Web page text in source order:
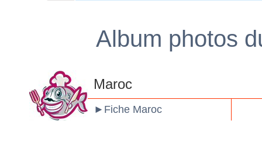
Album photos
MAroc
► Fiche Maroc